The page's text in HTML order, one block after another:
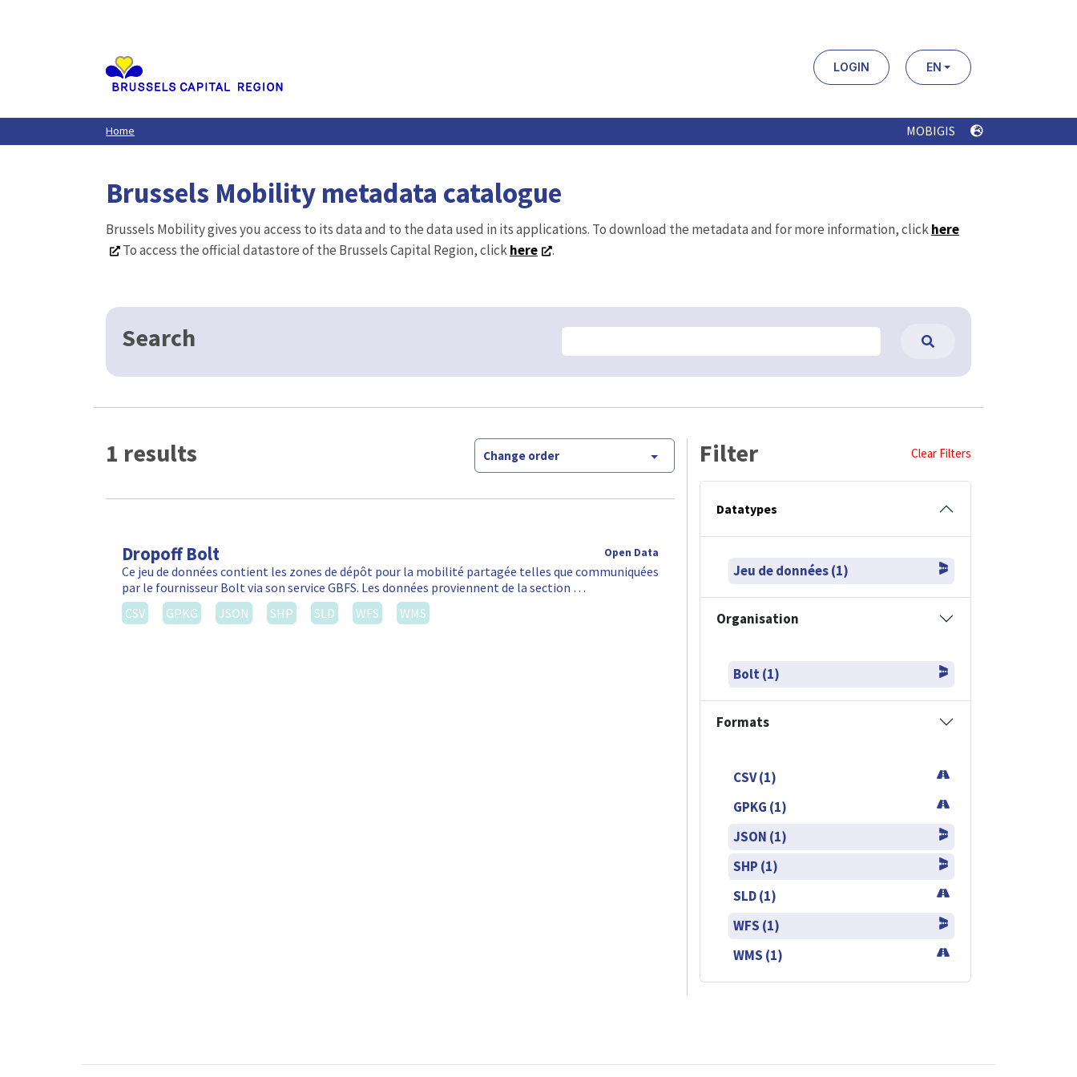
LOGIN EN
Home MOBIGIS
Brussels Mobility metadata catalogue
Brussels Mobility gives you access to its data and to the data used in its applications. To download the metadata and for more information, clickhere
To access the official datastore of the Brussels Capital Region, clickhere .
Search
1 results Change order
Dropoff Bolt Open Data
Ce jeu de données contient les zones de dépôt pour la mobilité partagée telles que communiquées
par le fournisseur Bolt via son service GBFS. Les données proviennent de la section …
CSV
GPKG JSON SHP SLD WFS WMS
Filter Clear Filters
Datatypes
Jeu de données (1)
Organisation
Bolt (1)
Formats
CSV (1)
GPKG (1)
JSON (1)
SHP (1)
SLD (1)
WFS (1)
WMS (1)